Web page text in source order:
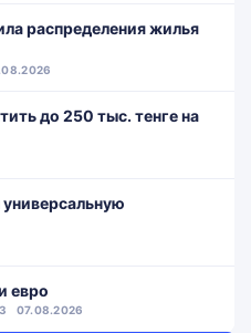
распределения жилья
до 250 тыс. тенге на
евро
07.08.2026